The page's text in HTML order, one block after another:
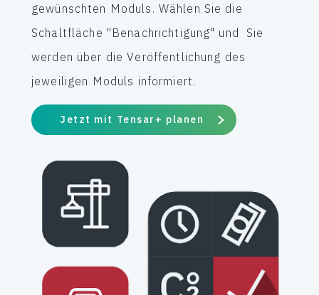
gewünschten Moduls. Wählen Sie die
Schaltfläche "Benachrichtigung" und Sie
werden über die Veröffentlichung des
jeweiligen Moduls informiert.
Jetzt mit Tensar+ planen